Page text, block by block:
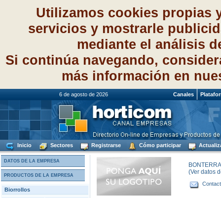
Utilizamos cookies propias
servicios y mostrarle
mediante el análisis
Si continúa navegando,
más información en
6 de agosto de 2026 Canales
Inicio Sectores Registrarse Cómo participar
DATOS DE LA EMPRESA
PRODUCTOS DE LA EMPRESA
Biorrollos
(Ver datos